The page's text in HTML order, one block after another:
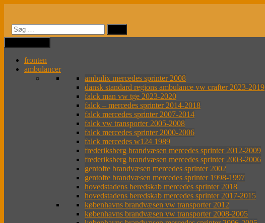
indhold
fronten
ambulancer
ambulix mercedes sprinter 2008
dansk standard regions ambulance vw crafter 2023-2019
falck man vw tge 2023-2020
falck – mercedes sprinter 2014-2018
falck mercedes sprinter 2007-2014
falck vw transporter 2005-2008
falck mercedes sprinter 2000-2006
falck mercedes w124 1989
frederiksberg brandvæsen mercedes sprinter 2012-2009
frederiksberg brandvæsen mercedes sprinter 2003-2006
gentofte brandvæsen mercedes sprinter 2002
gentofte brandvæsen mercedes sprinter 1998-1997
hovedstadens beredskab mercedes sprinter 2018
hovedstadens beredskab mercedes sprinter 2017-2015
københavns brandvæsen vw transporter 2012
københavns brandvæsen vw transporter 2008-2005